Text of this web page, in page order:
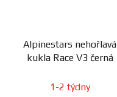
Alpinestars nehořlavá
kukla Race V3 černá
1-2 týdny